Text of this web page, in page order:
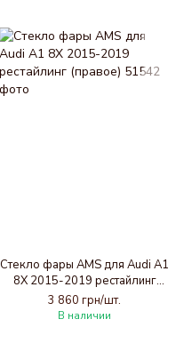
Стекло фары AMS для Audi A1
8X 2015-2019 рестайлинг
(правое)
3 860 грн/шт.
В наличии